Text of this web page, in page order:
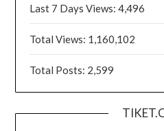
Last 7 Days Views:4,496
Total Views: 1,160,102
Total Posts: 2,599